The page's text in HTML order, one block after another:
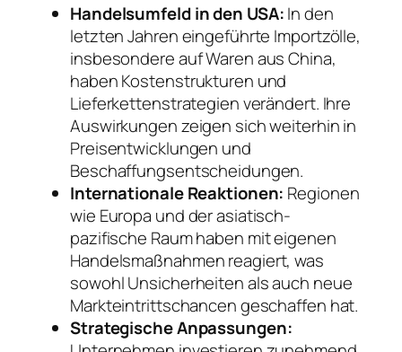
Handelsumfeld in den USA:In den
letzten Jahren eingeführte Importzölle,
insbesondere auf Waren aus China,
haben Kostenstrukturen und
Lieferkettenstrategien verändert. Ihre
Auswirkungen zeigen sich weiterhin in
Preisentwicklungen und
Beschaffungsentscheidungen.
Internationale Reaktionen: Regionen
wie Europa und der asiatisch-
pazifische Raum haben mit eigenen
Handelsmaßnahmen reagiert, was
sowohl Unsicherheiten als auch neue
Markteintrittschancen geschaffen hat.
Strategische Anpassungen: